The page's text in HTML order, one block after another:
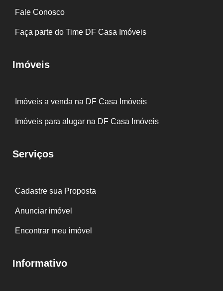
Fale Conosco
Faça parte do Time DF Casa Imóveis
Imóveis
Imóveis a venda na DF Casa Imóveis
Imóveis para alugar na DF Casa Imóveis
Serviços
Cadastre sua Proposta
Anunciar imóvel
Encontrar meu imóvel
Informativo